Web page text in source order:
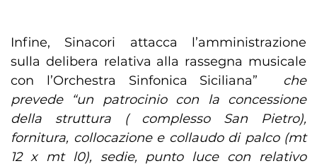
Infine, Sinacori attacca l’amministrazione
sulla delibera relativa alla rassegna musicale
con l’Orchestra Sinfonica Siciliana” che
prevede “un patrocinio con la concessione
della struttura ( complesso San Pietro),
fornitura, collocazione e collaudo di palco (mt
12 x mt l0), sedie, punto luce con relativo